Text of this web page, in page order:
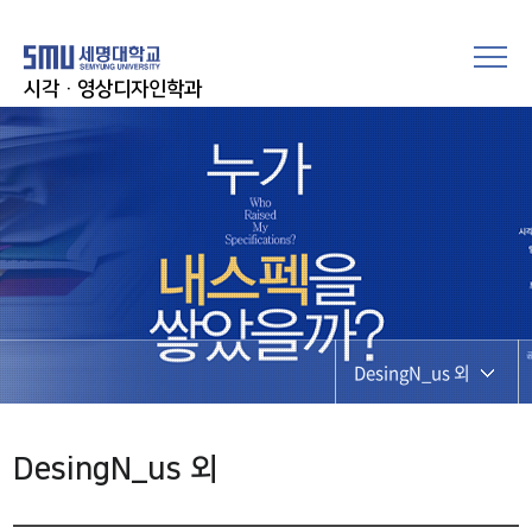
시각·영상디자인학과
DesingN_us 외
DesingN_us 외